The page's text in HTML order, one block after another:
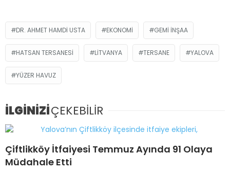
DR. AHMET HAMDI USTA EKONOMI GEMI INŞAA
HATSAN TERSANESI LITVANYA TERSANE YALOVA
YÜZER HAVUZ
İLGİNİZİÇEKEBİLİR
Çiftlikköy İtfaiyesi Temmuz Ayında 91 Olaya
Müdahale Etti